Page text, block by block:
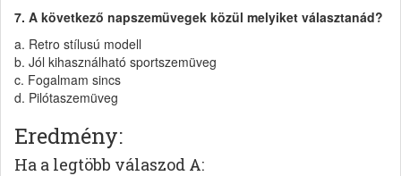
7. A következő napszemüvegek közül melyiket választanád?
a. Retro stílusú modell
b. Jól kihasználható sportszemüveg
c. Fogalmam sincs
d. Pilótaszemüveg
Eredmény:
Ha a legtöbb válaszod A: